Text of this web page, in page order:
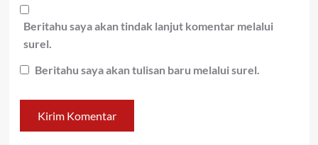
Beritahu saya akan tindak lanjut komentar melalui
surel.
Beritahu saya akan tulisan baru melalui surel.